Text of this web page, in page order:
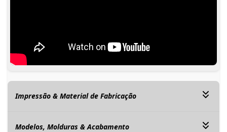
Impressão & Material de Fabricação
Modelos, Molduras & Acabamento